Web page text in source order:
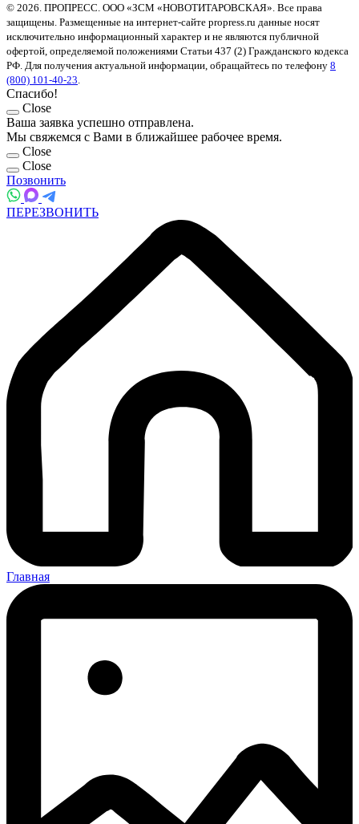
© 2026. ПРОПРЕСС. ООО «ЗСМ «НОВОТИТАРОВСКАЯ». Все права
защищены. Размещенные на интернет-сайте propress.ru данные носят
исключительно информационный характер и не являются публичной
офертой, определяемой положениями Статьи 437 (2) Гражданского кодекса
РФ. Для получения актуальной информации, обращайтесь по телефону 8
(800) 101-40-23
Спасибо!
Close
Ваша заявка успешно отправлена.
Мы свяжемся с Вами в ближайшее рабочее время.
Close
Close
Позвонить
ПЕРЕЗВОНИТЬ
Главная